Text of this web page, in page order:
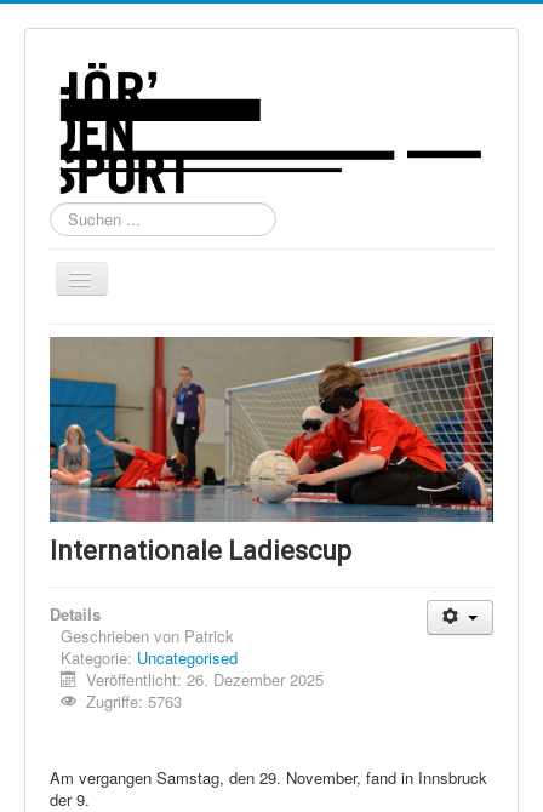
Suchen
...
Navigation
Home
Über uns
Torball
Schießen
Schi Alpin
Schi Nordisch
Showdown
Datenschutz
Internationale Ladiescup
Details
Geschrieben von Patrick
Kategorie: Uncategorised
Veröffentlicht: 26. Dezember 2025
Zugriffe: 5763
Am vergangen Samstag, den 29. November, fand in Innsbruck
der 9.